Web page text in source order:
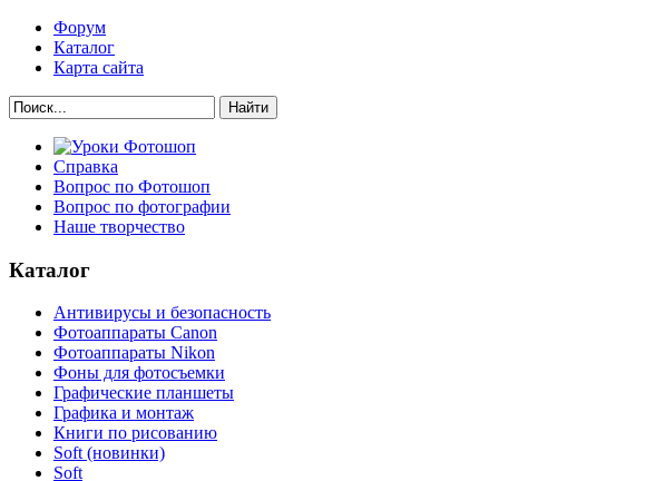
Форум
Каталог
Карта сайта
Найти
Справка
Вопрос по Фотошоп
Вопрос по фотографии
Наше творчество
Каталог
Антивирусы и безопасность
Фотоаппараты Canon
Фотоаппараты Nikon
Фоны для фотосъемки
Графические планшеты
Графика и монтаж
Книги по рисованию
Soft (новинки)
Soft